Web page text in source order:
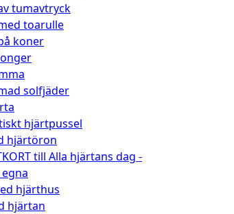
tumavtryck
toarulle
koner
solfjäder
hjärtpussel
hjärtöron
till Alla hjärtans dag -
hjärthus
hjärtan